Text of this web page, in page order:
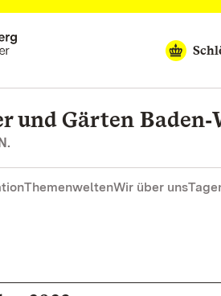
und Gärten
ThemenweltenWir über uns